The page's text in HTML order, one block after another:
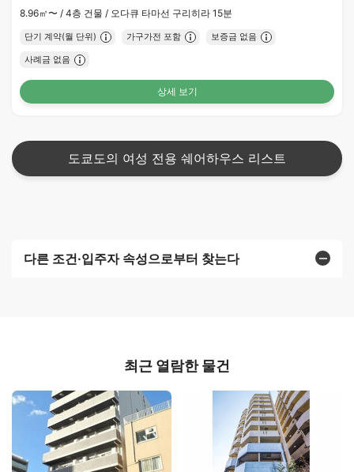
8.96㎡〜 / 4층 건물 / 오다큐 타마선 구리히라 15분
단기 계약(월 단위) 가구가전 포함 보증금 없음
사례금 없음
상세 보기
도쿄도의 여성 전용 쉐어하우스 리스트
다른 조건·입주자 속성으로부터 찾는다
최근 열람한 물건